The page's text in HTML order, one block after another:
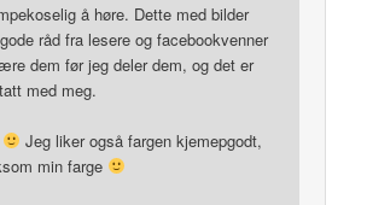
å høre. Dette med bilder
råd fra lesere og facebookvenner
dem før jeg deler dem, og det er
med meg.
Jeg liker også fargen kjemepgodt,
min farge